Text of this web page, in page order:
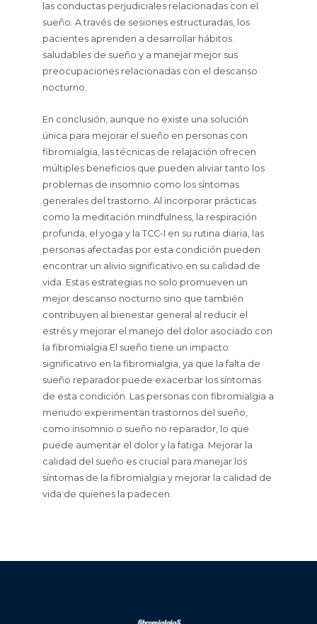
las conductas perjudiciales relacionadas con el
sueño. A través de sesiones estructuradas, los
pacientes aprenden a desarrollar hábitos
saludables de sueño y a manejar mejor sus
preocupaciones relacionadas con el descanso
nocturno.
En conclusión, aunque no existe una solución
única para mejorar el sueño en personas con
fibromialgia, las técnicas de relajación ofrecen
múltiples beneficios que pueden aliviar tanto los
problemas de insomnio como los síntomas
generales del trastorno. Al incorporar prácticas
como la meditación mindfulness, la respiración
profunda, el yoga y la TCC-I en su rutina diaria, las
personas afectadas por esta condición pueden
encontrar un alivio significativo en su calidad de
vida. Estas estrategias no solo promueven un
mejor descanso nocturno sino que también
contribuyen al bienestar general al reducir el
estrés y mejorar el manejo del dolor asociado con
la fibromialgia.El sueño tiene un impacto
significativo en la fibromialgia, ya que la falta de
sueño reparador puede exacerbar los síntomas
de esta condición. Las personas con fibromialgia a
menudo experimentan trastornos del sueño,
como insomnio o sueño no reparador, lo que
puede aumentar el dolor y la fatiga. Mejorar la
calidad del sueño es crucial para manejar los
síntomas de la fibromialgia y mejorar la calidad de
vida de quienes la padecen.